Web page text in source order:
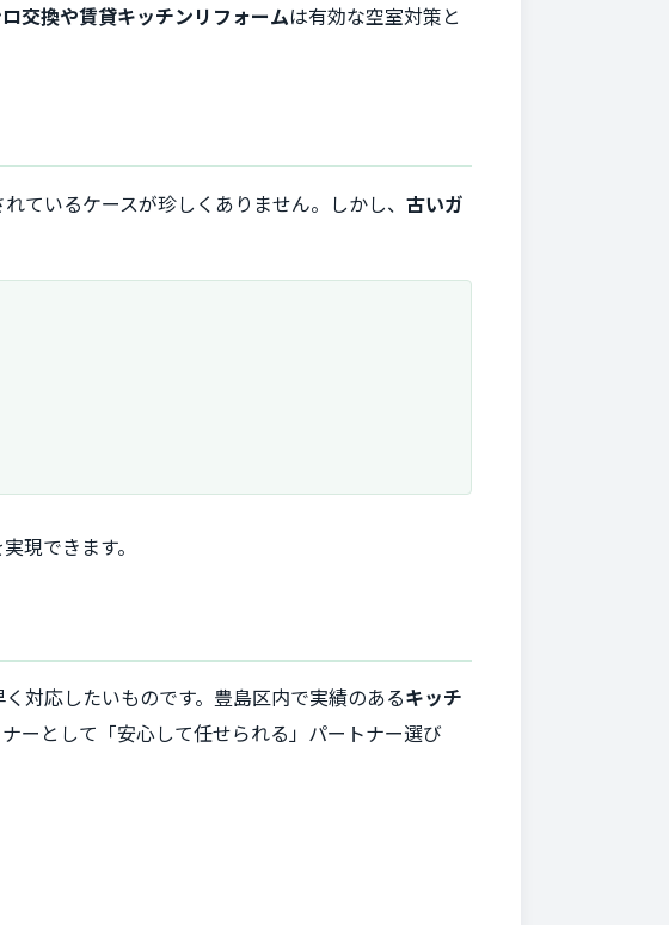
交換や賃貸キッチンリフォームは有効な空室対策と
ているケースが珍しくありません。しかし、 古いガ
現できます。
対応したいものです。豊島区内で実績のあるキッチ
ーとして「安心して任せられる」パートナー選び